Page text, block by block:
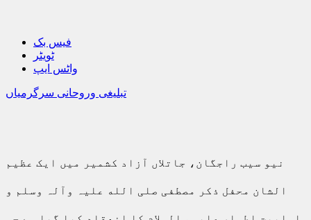
فیس بک
ٹویٹر
واٹس ایپ
تبلیغی وروحانی سرگرمیاں
نیو سیب راجگان، جاتلاں آزاد کشمیر میں ایک عظیم
الشان محفل ذکر مصطفی صلی الله علیہ وآلہ وسلم و